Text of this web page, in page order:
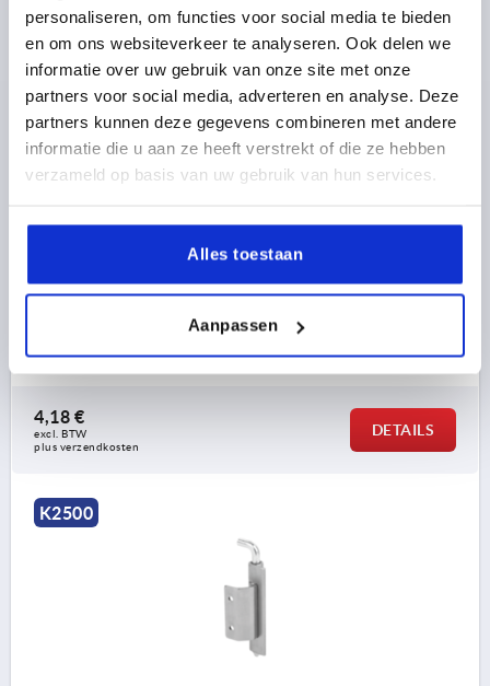
personaliseren, om functies voor social media te bieden
en om ons websiteverkeer te analyseren. Ook delen we
informatie over uw gebruik van onze site met onze
partners voor social media, adverteren en analyse. Deze
partners kunnen deze gegevens combineren met andere
informatie die u aan ze heeft verstrekt of die ze hebben
verzameld op basis van uw gebruik van hun services.
Alles toestaan
Aanpassen
SCHARNIER INWENDIG VORM:B, STAAL
UNBEHANDELT, VERSTÄRKT, MIT NUT
INKL.SICHERUNGSSCH., ANSCHWEIßBAR
VORM=B
MATERIAAL BASISELEMENT=STAAL
PRODUCTTYPE=VERSTERKTE
MATERIAAL PEN=STAAL
MATERIAAL KOZIJNDEEL=STAAL
OPPERVLAK KOZIJNDEEL=VERZINKT
Bestelnummer:K2500.02231
4,18 €
excl. BTW
plus verzendkosten
DETAILS
K2500